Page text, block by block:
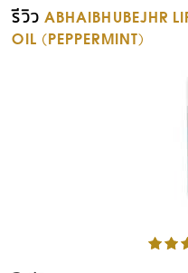
รีวิว ABHAIBHUBEJHR
OIL (PEPPERMINT)